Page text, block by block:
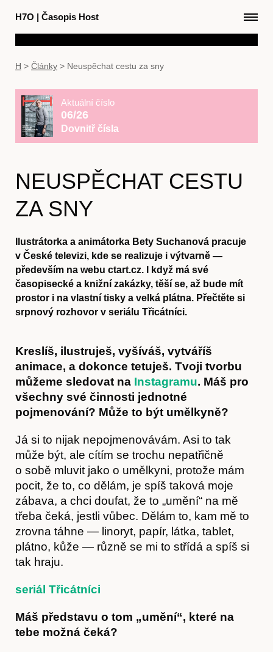
H7O | Časopis Host
H > Články > Neuspěchat cestu za sny
Aktuální číslo
06/26
Dovnitř čísla
NEUSPĚCHAT CESTU
ZA SNY
Ilustrátorka a animátorka Bety Suchanová pracuje
v České televizi, kde se realizuje i výtvarně —
především na webu ctart.cz. I když má své
časopisecké a knižní zakázky, těší se, až bude mít
prostor i na vlastní tisky a velká plátna. Přečtěte si
srpnový rozhovor v seriálu Třicátníci.
Kreslíš, ilustruješ, vyšíváš, vytváříš
animace, a dokonce tetuješ. Tvoji tvorbu
můžeme sledovat na Instagramu. Máš pro
všechny své činnosti jednotné
pojmenování? Může to být umělkyně?
Já si to nijak nepojmenovávám. Asi to tak
může být, ale cítím se trochu nepatřičně
o sobě mluvit jako o umělkyni, protože mám
pocit, že to, co dělám, je spíš taková moje
zábava, a chci doufat, že to „umění“ na mě
třeba čeká, jestli vůbec. Dělám to, kam mě to
zrovna táhne — linoryt, papír, látka, tablet,
plátno, kůže — různě se mi to střídá a spíš si
tak hraju.
seriál Třicátníci
Máš představu o tom „umění“, které na
tebe možná čeká?